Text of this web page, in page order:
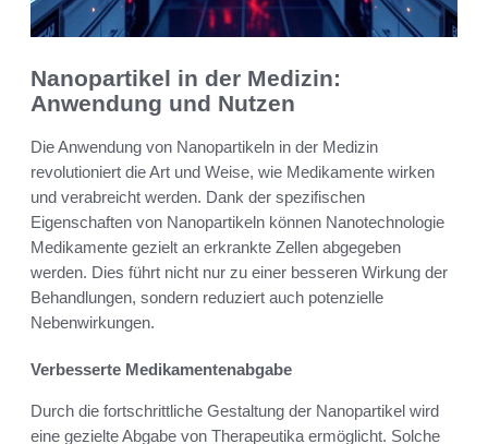
Nanopartikel in der Medizin:
Anwendung und Nutzen
Die Anwendung von Nanopartikeln in der Medizin
revolutioniert die Art und Weise, wie Medikamente wirken
und verabreicht werden. Dank der spezifischen
Eigenschaften von Nanopartikeln können Nanotechnologie
Medikamente gezielt an erkrankte Zellen abgegeben
werden. Dies führt nicht nur zu einer besseren Wirkung der
Behandlungen, sondern reduziert auch potenzielle
Nebenwirkungen.
Verbesserte Medikamentenabgabe
Durch die fortschrittliche Gestaltung der Nanopartikel wird
eine gezielte Abgabe von Therapeutika ermöglicht. Solche